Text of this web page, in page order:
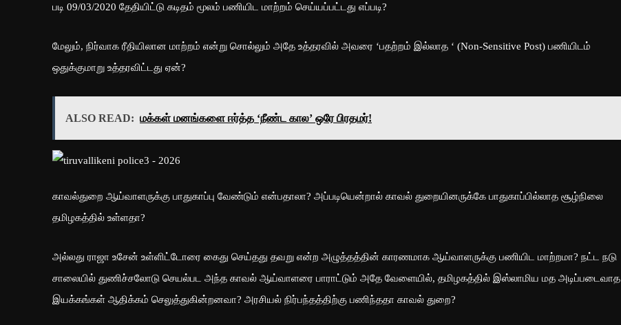
படி 09/03/2020 தேதியிட்டு கடிதம் மூலம் பணியிட மாற்றம் செய்யப்பட்டது எப்படி?
மேலும், நிர்வாக ரீதியிலான மாற்றம் என்று சொல்லும் அதே உத்தரவில் அவரை ‘பதற்றம் இல்லாத ‘ (Non-Sensitive Post) பணியிடம்
ஒதுக்குமாறு உத்தரவிட்டது ஏன்?
ALSO READ: மக்கள் மனங்களை ஈர்த்த ‘நீண்ட கால’ ஒரே பிரதமர்!
காவல்துறை ஆய்வாளருக்கு பாதுகாப்பு வேண்டும் என்பதாலா? அப்படியென்றால் காவல் துறையினருக்கே பாதுகாப்பில்லாத சூழ்நிலை
தமிழகத்தில் உள்ளதா?
அல்லது ராஜா உசேன் உள்ளிட்டோரை கைது செய்தது தவறு என்ற அழுத்தத்தின் காரணமாக ஆய்வாளருக்கு பணியிட மாற்றமா? நட்ட நடு
சாலையில் துணிச்சலோடு செயல்பட அந்த காவல் ஆய்வாளரை பாராட்டும் அதே வேளையில், தமிழகத்தில் இஸ்லாமிய மத அடிப்படைவாத
இயக்கங்கள் ஆதிக்கம் செலுத்துகின்றனவா? அரசியல் நிர்பந்தத்திற்கு பணிந்ததா காவல் துறை?